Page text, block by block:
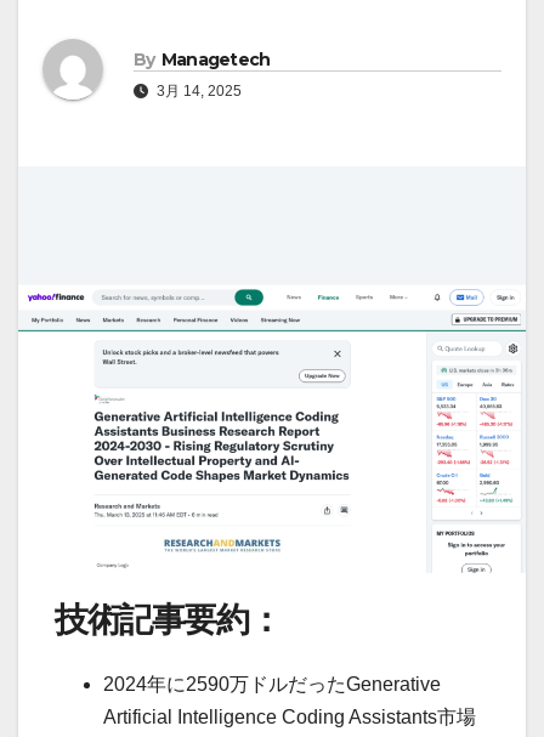
By Managetech
3月 14, 2025
技術記事要約：
2024年に2590万ドルだったGenerative
Artificial Intelligence Coding Assistants市場